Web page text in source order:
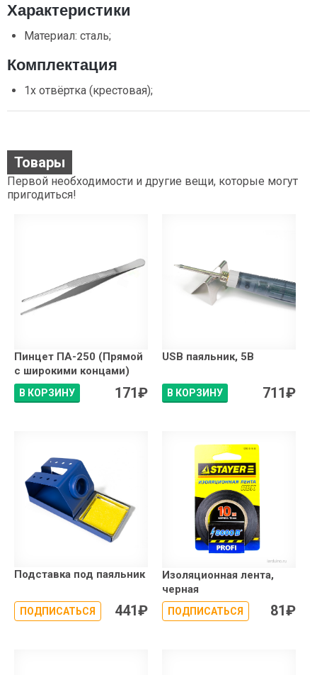
Характеристики
Материал: сталь;
Комплектация
1х отвёртка (крестовая);
Товары
Первой необходимости и другие вещи, которые могут
пригодиться!
Пинцет ПА-250 (Прямой
с широкими концами)
В КОРЗИНУ 171₽
USB паяльник, 5В
В КОРЗИНУ 711₽
Подставка под паяльник
ПОДПИСАТЬСЯ 441₽
Изоляционная лента,
черная
ПОДПИСАТЬСЯ 81₽